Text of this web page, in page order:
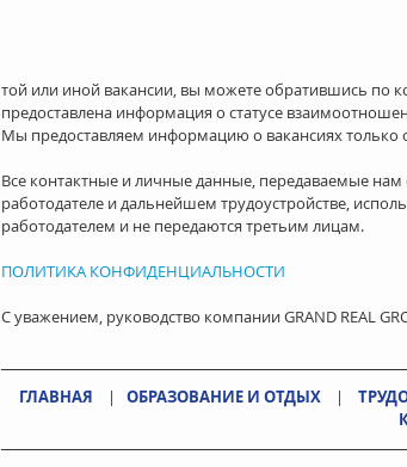
той или иной вакансии, вы можете обратившись по
предоставлена информация о статусе
Мы предоставляем информацию о вакансиях только
Все контактные и личные данные, передаваемые
работодателе и дальнейшем трудоустройстве,
работодателем и не передаются третьим лицам.
ПОЛИТИКА КОНФИДЕНЦИАЛЬНОСТИ
С уважением, руководство компании GRAND REAL
ГЛАВНАЯ
    |
ОБРАЗОВАНИЕ И ОТДЫХ
    |